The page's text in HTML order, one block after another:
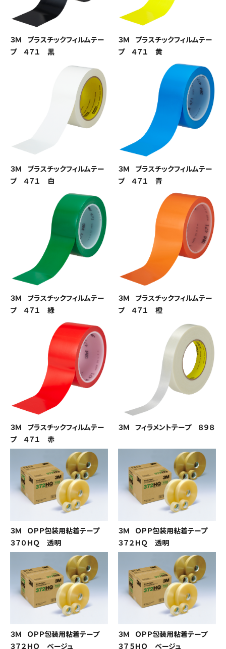
３Ｍ プラスチックフィルムテー
プ ４７１ 黒
３Ｍ プラスチックフィルムテー
プ ４７１ 黄
３Ｍ プラスチックフィルムテー
プ ４７１ 白
３Ｍ プラスチックフィルムテー
プ ４７１ 青
３Ｍ プラスチックフィルムテー
プ ４７１ 緑
３Ｍ プラスチックフィルムテー
プ ４７１ 橙
３Ｍ プラスチックフィルムテー
プ ４７１ 赤
３Ｍ フィラメントテープ ８９８
３Ｍ ＯＰＰ包装用粘着テープ
３７０ＨＱ 透明
３Ｍ ＯＰＰ包装用粘着テープ
３７２ＨＱ 透明
３Ｍ ＯＰＰ包装用粘着テープ
３７２ＨＱ ベージュ
３Ｍ ＯＰＰ包装用粘着テープ
３７５ＨＱ ベージュ